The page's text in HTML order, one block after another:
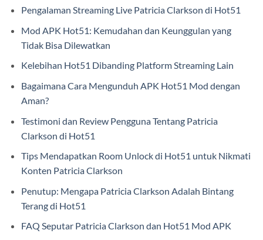
Pengalaman Streaming Live Patricia Clarkson di Hot51
Mod APK Hot51: Kemudahan dan Keunggulan yang
Tidak Bisa Dilewatkan
Kelebihan Hot51 Dibanding Platform Streaming Lain
Bagaimana Cara Mengunduh APK Hot51 Mod dengan
Aman?
Testimoni dan Review Pengguna Tentang Patricia
Clarkson di Hot51
Tips Mendapatkan Room Unlock di Hot51 untuk Nikmati
Konten Patricia Clarkson
Penutup: Mengapa Patricia Clarkson Adalah Bintang
Terang di Hot51
FAQ Seputar Patricia Clarkson dan Hot51 Mod APK